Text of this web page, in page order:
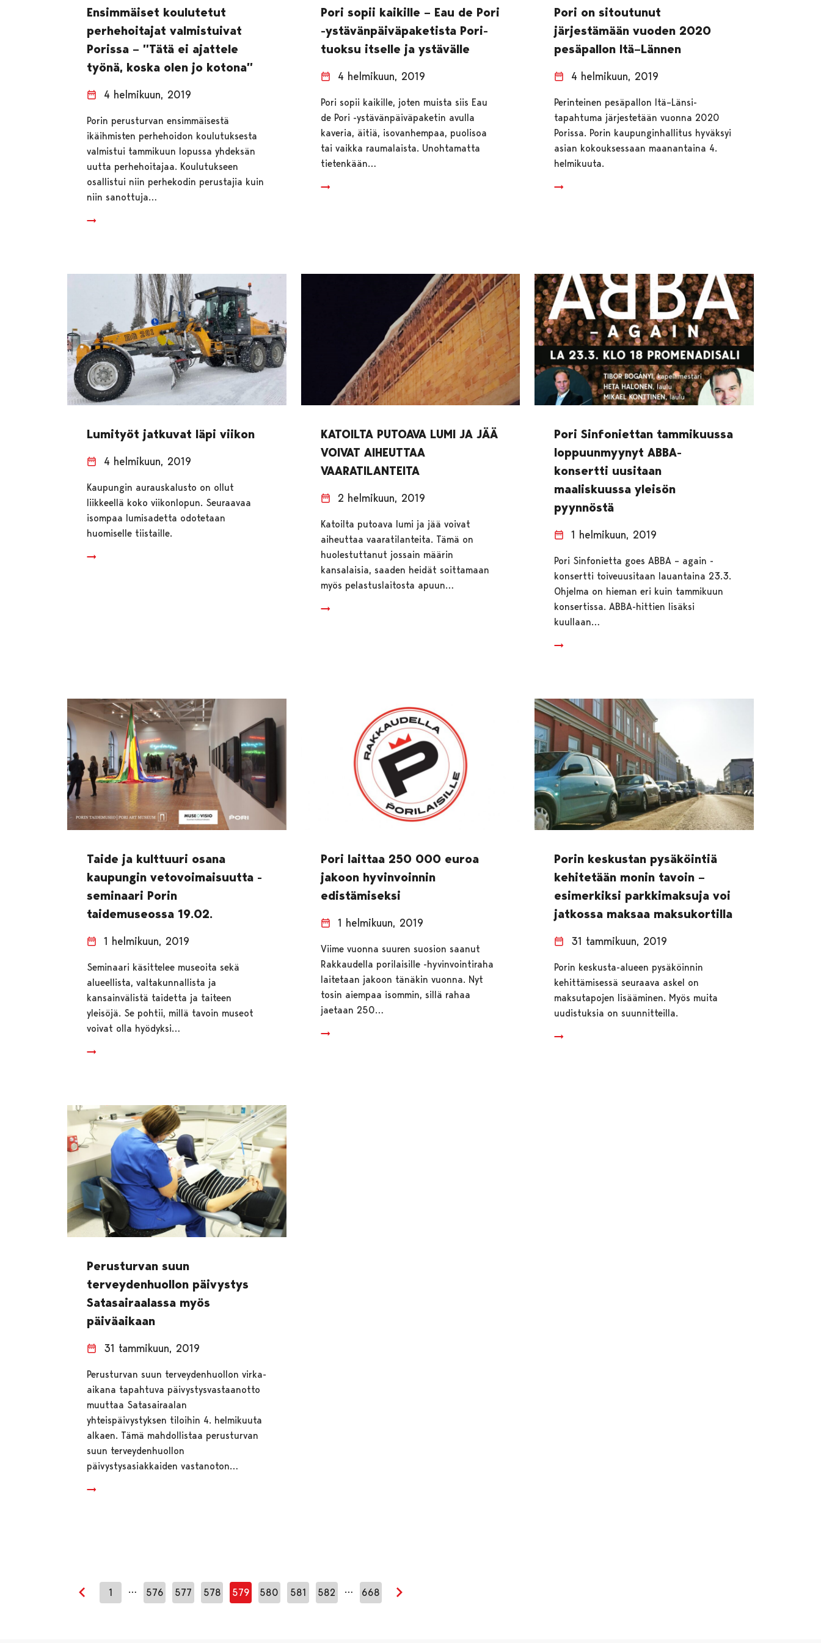
Ensimmäiset koulutetut
perhehoitajat valmistuivat
Porissa – ”Tätä ei ajattele
työnä, koska olen jo kotona”
4 helmikuun, 2019
Porin perusturvan ensimmäisestä
ikäihmisten perhehoidon koulutuksesta
valmistui tammikuun lopussa yhdeksän
uutta perhehoitajaa. Koulutukseen
osallistui niin perhekodin perustajia kuin
niin sanottuja…
Pori sopii kaikille – Eau de Pori
-ystävänpäiväpaketista Pori-
tuoksu itselle ja ystävälle
4 helmikuun, 2019
Pori sopii kaikille, joten muista siis Eau
de Pori -ystävänpäiväpaketin avulla
kaveria, äitiä, isovanhempaa, puolisoa
tai vaikka raumalaista. Unohtamatta
tietenkään…
Pori on sitoutunut
järjestämään vuoden 2020
pesäpallon Itä–Lännen
4 helmikuun, 2019
Perinteinen pesäpallon Itä–Länsi-
tapahtuma järjestetään vuonna 2020
Porissa. Porin kaupunginhallitus hyväksyi
asian kokouksessaan maanantaina 4.
helmikuuta.
Lumityöt jatkuvat läpi viikon
4 helmikuun, 2019
Kaupungin aurauskalusto on ollut
liikkeellä koko viikonlopun. Seuraavaa
isompaa lumisadetta odotetaan
huomiselle tiistaille.
KATOILTA PUTOAVA LUMI JA JÄÄ
VOIVAT AIHEUTTAA
VAARATILANTEITA
2 helmikuun, 2019
Katoilta putoava lumi ja jää voivat
aiheuttaa vaaratilanteita. Tämä on
huolestuttanut jossain määrin
kansalaisia, saaden heidät soittamaan
myös pelastuslaitosta apuun…
Pori Sinfoniettan tammikuussa
loppuunmyynyt ABBA-
konsertti uusitaan
maaliskuussa yleisön
pyynnöstä
1 helmikuun, 2019
Pori Sinfonietta goes ABBA – again -
konsertti toiveuusitaan lauantaina 23.3.
Ohjelma on hieman eri kuin tammikuun
konsertissa. ABBA-hittien lisäksi
kuullaan…
Taide ja kulttuuri osana
kaupungin vetovoimaisuutta -
seminaari Porin
taidemuseossa 19.02.
1 helmikuun, 2019
Seminaari käsittelee museoita sekä
alueellista, valtakunnallista ja
kansainvälistä taidetta ja taiteen
yleisöjä. Se pohtii, millä tavoin museot
voivat olla hyödyksi…
Pori laittaa 250 000 euroa
jakoon hyvinvoinnin
edistämiseksi
1 helmikuun, 2019
Viime vuonna suuren suosion saanut
Rakkaudella porilaisille -hyvinvointiraha
laitetaan jakoon tänäkin vuonna. Nyt
tosin aiempaa isommin, sillä rahaa
jaetaan 250…
Porin keskustan pysäköintiä
kehitetään monin tavoin –
esimerkiksi parkkimaksuja voi
jatkossa maksaa maksukortilla
31 tammikuun, 2019
Porin keskusta-alueen pysäköinnin
kehittämisessä seuraava askel on
maksutapojen lisääminen. Myös muita
uudistuksia on suunnitteilla.
Perusturvan suun
terveydenhuollon päivystys
Satasairaalassa myös
päiväaikaan
31 tammikuun, 2019
Perusturvan suun terveydenhuollon virka-
aikana tapahtuva päivystysvastaanotto
muuttaa Satasairaalan
yhteispäivystyksen tiloihin 4. helmikuuta
alkaen. Tämä mahdollistaa perusturvan
suun terveydenhuollon
päivystysasiakkaiden vastanoton…
Edellinen sivu
1 … 576 577 578 579 580 581 582 … 668